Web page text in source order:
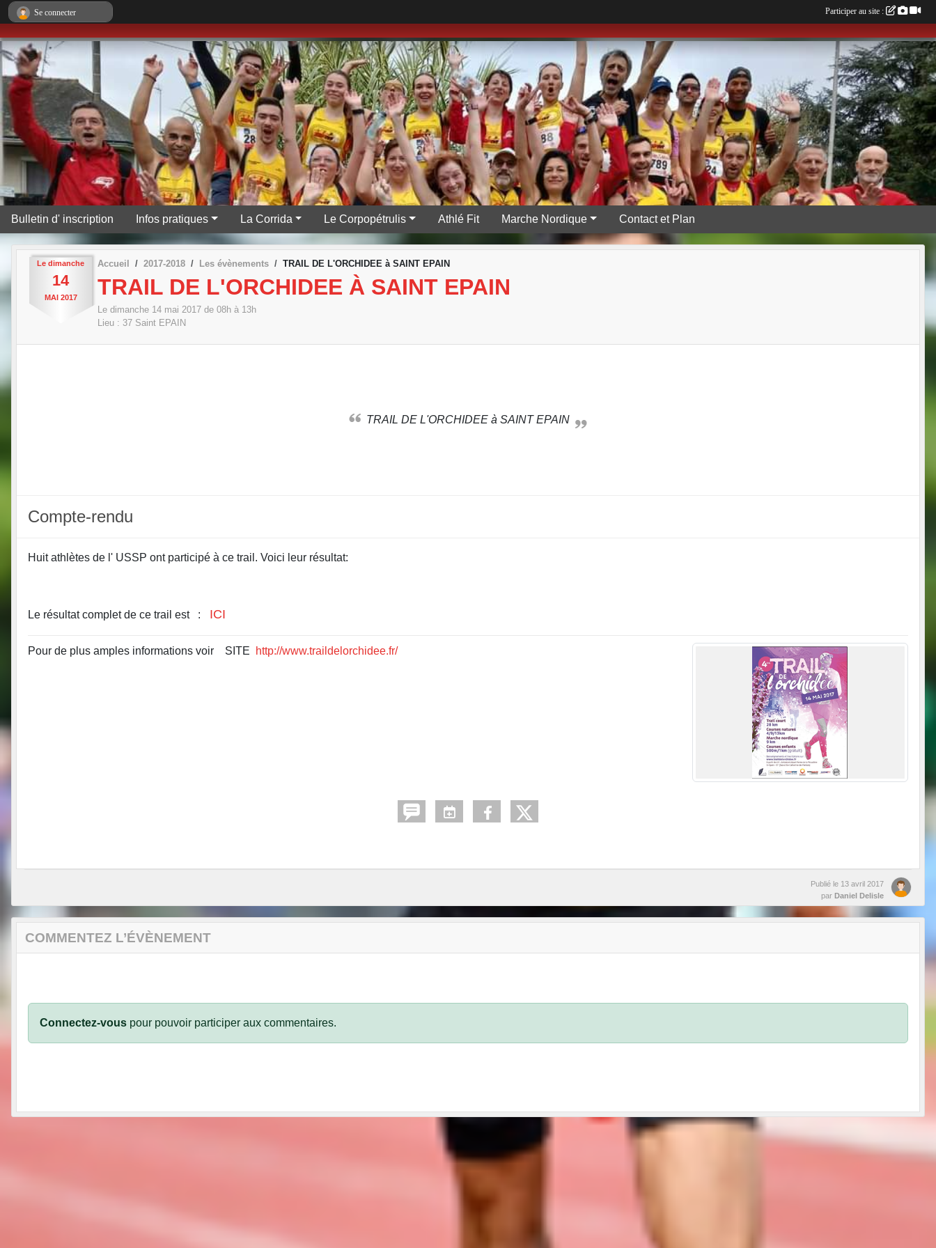
Bulletin d' inscription Infos pratiques La Corrida Le Corpopétrulis Athlé Fit Marche Nordique Contact et Plan
Le dimanche
14
MAI 2017
Accueil 2017-2018 Les évènements TRAIL DE L'ORCHIDEE à SAINT EPAIN
TRAIL DE L'ORCHIDEE À SAINT EPAIN
Le dimanche 14 mai 2017 de 08h à 13h
Lieu : 37 Saint EPAIN
TRAIL DE L'ORCHIDEE à SAINT EPAIN
Compte-rendu
Huit athlètes de l' USSP ont participé à ce trail. Voici leur résultat:
Le résultat complet de ce trail est : ICI
Pour de plus amples informations voir SITE http://www.traildelorchidee.fr/
Publié le 13 avril 2017
par Daniel Delisle
COMMENTEZ L’ÉVÈNEMENT
Connectez-vous pour pouvoir participer aux commentaires.
Se connecter Participer au site :
Panneau de gestion des cookies